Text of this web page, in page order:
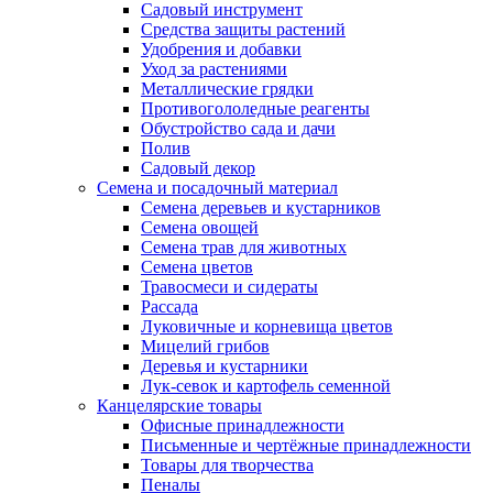
Садовый инструмент
Средства защиты растений
Удобрения и добавки
Уход за растениями
Металлические грядки
Противогололедные реагенты
Обустройство сада и дачи
Полив
Садовый декор
Семена и посадочный материал
Семена деревьев и кустарников
Семена овощей
Семена трав для животных
Семена цветов
Травосмеси и сидераты
Рассада
Луковичные и корневища цветов
Мицелий грибов
Деревья и кустарники
Лук-севок и картофель семенной
Канцелярские товары
Офисные принадлежности
Письменные и чертёжные принадлежности
Товары для творчества
Пеналы